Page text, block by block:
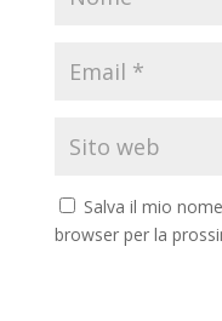
Salva il mio
browser per la